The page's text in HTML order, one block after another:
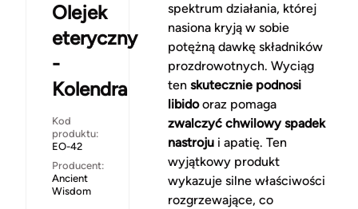
Olejek
eteryczny
-
Kolendra
Kod
produktu:
EO-42
Producent:
Ancient
Wisdom
spektrum działania, której
nasiona kryją w sobie
potężną dawkę składników
prozdrowotnych. Wyciąg
ten skutecznie podnosi
libidooraz pomaga
zwalczyć chwilowy spadek
nastrojui apatię. Ten
wyjątkowy produkt
wykazuje silne właściwości
rozgrzewające, co